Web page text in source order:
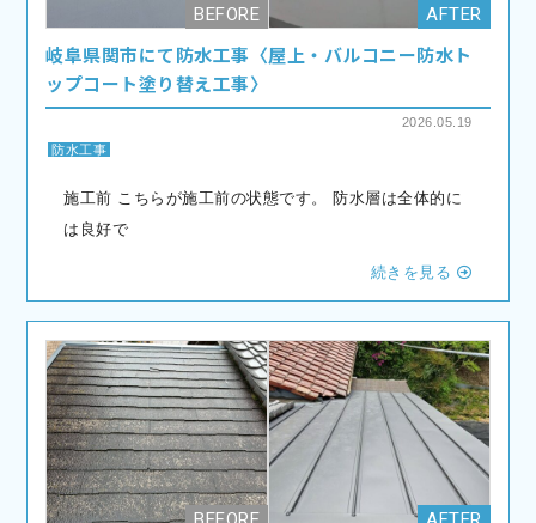
岐阜県関市にて防水工事〈屋上・バルコニー防水ト
ップコート塗り替え工事〉
2026.05.19
防水工事
施工前 こちらが施工前の状態です。 防水層は全体的に
は良好で
続きを見る